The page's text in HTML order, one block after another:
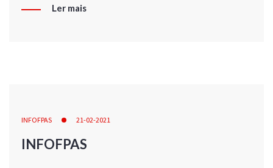
Ler mais
INFOFPAS 21-02-2021
INFOFPAS